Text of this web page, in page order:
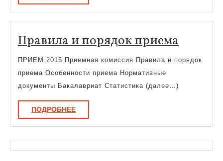
Правила и порядок приема
и
ПРИЕМ 2015 Приемная комиссия Правила и порядок
приема Особенности приема Нормативные
документы Бакалавриат Статистика (далее…)
ПОДРОБНЕЕПОДРОБНЕЕ